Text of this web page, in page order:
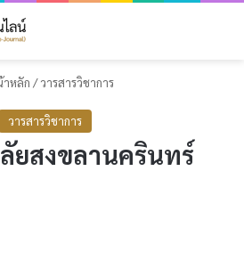
หลัก / วารสารวิชาการ
วารสารวิชาการ
ยสงขลานครินทร์